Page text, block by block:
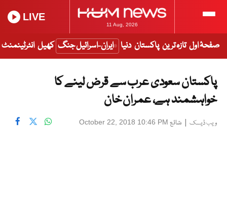
11 Aug, 2026
LIVE
صفحۂ اول تازہ ترین پاکستان دنیا ایران-اسرائیل جنگ کھیل انٹرٹینمنٹ
پاکستان سعودی عرب سے قرض لینے کا
خواہشمند ہے، عمران خان
ویب ڈیسک | شائع October 22, 2018 10:46 PM